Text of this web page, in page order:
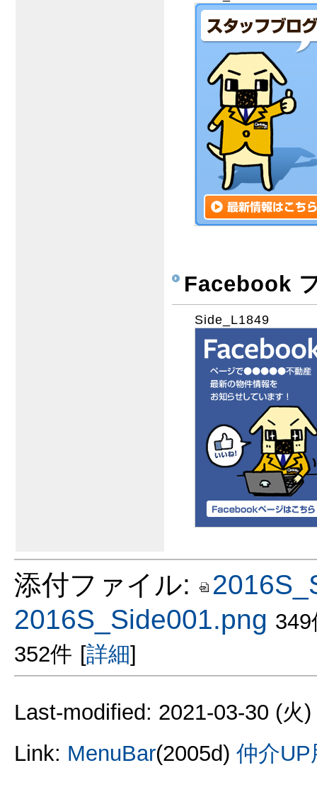
Facebook
Side_L1849
添付ファイル:
2016S_Side001.png 349
352件 [詳細]
Last-modified: 2021-03-30 (火
Link: MenuBar(2005d) 仲介UP